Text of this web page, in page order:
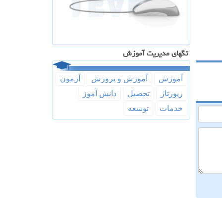
تگهای مدیریت آموزش
آموزش آموزش و پرورش
آزمون
رپورتاژ
تحصیل
دانش آموز
خدمات
توسعه